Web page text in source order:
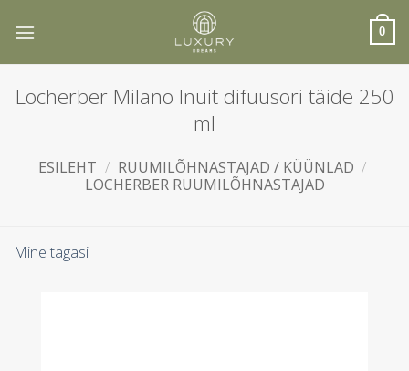
0
Locherber Milano Inuit difuusori täide 250
ml
ESILEHT / RUUMILÕHNASTAJAD / KÜÜNLAD /
LOCHERBER RUUMILÕHNASTAJAD
Mine tagasi